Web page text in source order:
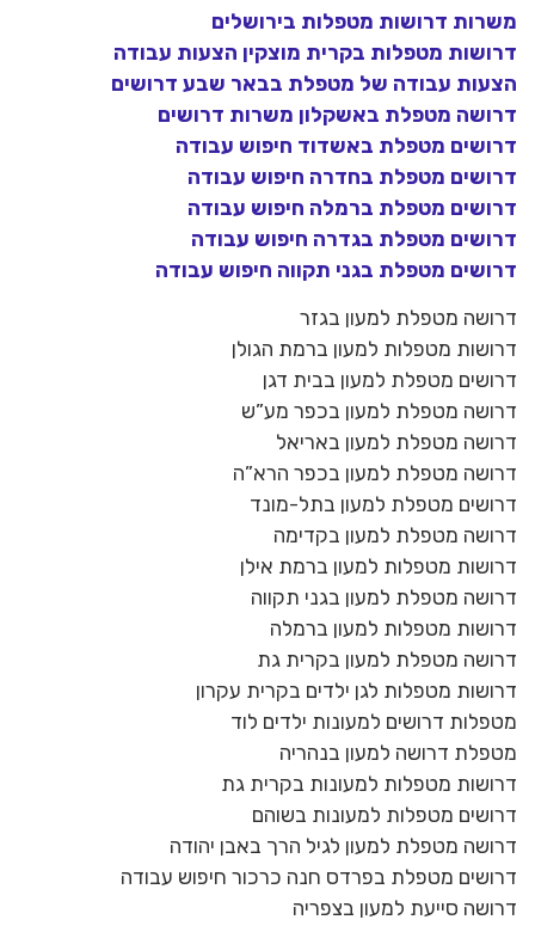
משרות דרושות מטפלות בירושלים
דרושות מטפלות בקרית מוצקין הצעות עבודה
הצעות עבודה של מטפלת בבאר שבע דרושים
דרושה מטפלת באשקלון משרות דרושים
דרושים מטפלת באשדוד חיפוש עבודה
דרושים מטפלת בחדרה חיפוש עבודה
דרושים מטפלת ברמלה חיפוש עבודה
דרושים מטפלת בגדרה חיפוש עבודה
דרושים מטפלת בגני תקווה חיפוש עבודה
דרושה מטפלת למעון בגזר
דרושות מטפלות למעון ברמת הגולן
דרושים מטפלת למעון בבית דגן
דרושה מטפלת למעון בכפר מע”ש
דרושה מטפלת למעון באריאל
דרושה מטפלת למעון בכפר הרא”ה
דרושים מטפלת למעון בתל-מונד
דרושה מטפלת למעון בקדימה
דרושות מטפלות למעון ברמת אילן
דרושה מטפלת למעון בגני תקווה
דרושות מטפלות למעון ברמלה
דרושה מטפלת למעון בקרית גת
דרושות מטפלות לגן ילדים בקרית עקרון
מטפלות דרושים למעונות ילדים לוד
מטפלת דרושה למעון בנהריה
דרושות מטפלות למעונות בקרית גת
דרושים מטפלות למעונות בשוהם
דרושה מטפלת למעון לגיל הרך באבן יהודה
דרושים מטפלת בפרדס חנה כרכור חיפוש עבודה
דרושה סייעת למעון בצפריה